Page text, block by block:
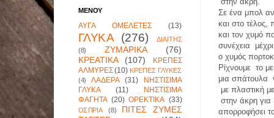
Σε ένα μπολ
και στο τέλος,
και τον χυμό
συνέχεια
ο χυμός
Ρίχνουμε το
μια σπάτουλα
με πλαστική
στην άκρη
απορροφήσει
ΜΕΝΟΥ
ΑΥΓΑ ΟΜΕΛΕΤΕΣ (13)
ΓΛΥΚΑ (276)
ΔΙΑΙΤΗΣ
(8)
ΖΥΜΑΡΙΚΑ
(76)
ΚΡΕΑΤΙΚΑ
(107)
ΚΡΕΠΕΣ
ΑΛΜΥΡΕΣ (10) ΚΡΕΠΕΣ ΓΛΥΚΕΣ
(4)
ΛΑΔΕΡΑ (31)
ΝΗΣΤΙΣΙΜΑ
ΓΛΥΚΑ
(11)
ΝΗΣΤΙΣΙΜΑ
ΦΑΓΗΤΑ (20) ΟΡΕΚΤΙΚΑ (33)
ΟΣΠΡΙΑ (8)
ΠΙΤΕΣ ΖΥΜΕΣ